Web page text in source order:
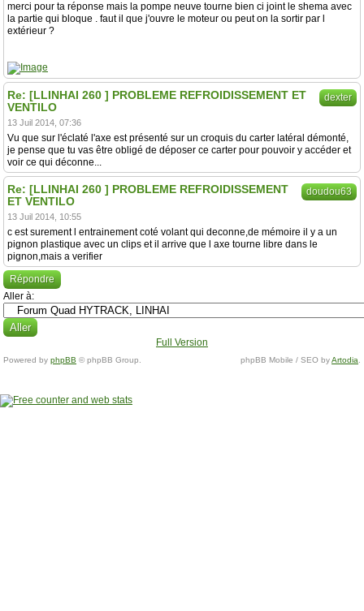
merci pour ta réponse mais la pompe neuve tourne bien ci joint le shema avec
la partie qui bloque . faut il que j'ouvre le moteur ou peut on la sortir par l
extérieur ?
dexter
Re: [LLINHAI 260 ] PROBLEME REFROIDISSEMENT ET
VENTILO
13 Juil 2014, 07:36
Vu que sur l'éclaté l'axe est présenté sur un croquis du carter latéral démonté,
je pense que tu vas être obligé de déposer ce carter pour pouvoir y accéder et
voir ce qui déconne...
doudou63
Re: [LLINHAI 260 ] PROBLEME REFROIDISSEMENT
ET VENTILO
13 Juil 2014, 10:55
c est surement l entrainement coté volant qui deconne,de mémoire il y a un
pignon plastique avec un clips et il arrive que l axe tourne libre dans le
pignon,mais a verifier
Répondre
Aller à:
Full Version
Powered by phpBB © phpBB Group. phpBB Mobile / SEO byArtodia